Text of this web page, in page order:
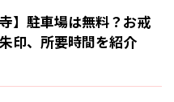
】駐車場は無料？お戒
印、所要時間を紹介